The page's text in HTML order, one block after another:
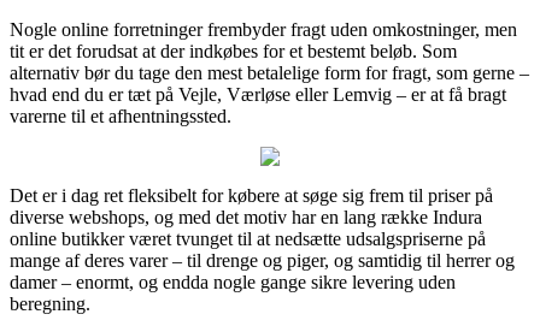
Nogle online forretninger frembyder fragt uden omkostninger, men
tit er det forudsat at der indkøbes for et bestemt beløb. Som
alternativ bør du tage den mest betalelige form for fragt, som gerne –
hvad end du er tæt på Vejle, Værløse eller Lemvig – er at få bragt
varerne til et afhentningssted.
Det er i dag ret fleksibelt for købere at søge sig frem til priser på
diverse webshops, og med det motiv har en lang række Indura
online butikker været tvunget til at nedsætte udsalgspriserne på
mange af deres varer – til drenge og piger, og samtidig til herrer og
damer – enormt, og endda nogle gange sikre levering uden
beregning.